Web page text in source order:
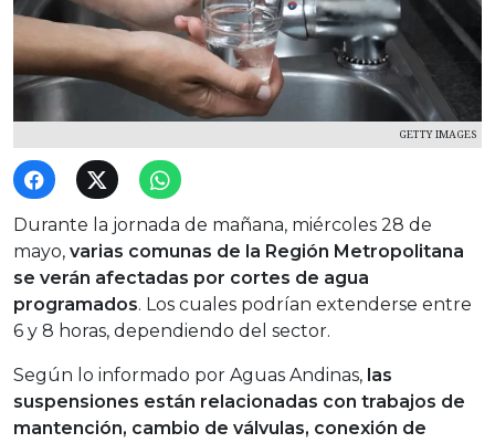
GETTY IMAGES
Durante la jornada de mañana, miércoles 28 de
mayo, varias comunas de la Región Metropolitana
se verán afectadas por cortes de agua
programados. Los cuales podrían extenderse entre
6 y 8 horas, dependiendo del sector.
Según lo informado por Aguas Andinas, las
suspensiones están relacionadas con trabajos de
mantención, cambio de válvulas, conexión de